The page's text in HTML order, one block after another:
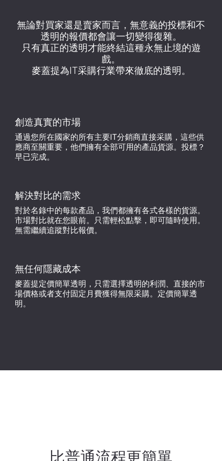
無論對買家還是賣家而言，無意義的投標和不
透明的報價都會讓一切變得復雜。
只有真正的透明才能終結這種永無止境的遊
戲。
麥蓋提為IT采購行業帶來徹底的透明。
創造真實的市場
通過您所在國家的所有主要IT分銷商直接采購，這些供
應商至關重要，他們擁有全部可用的產品貨源。投標？
早已完成。
解決對比的需求
對於名錄中的每款產品，我們都擁有各式各樣的貨源。
市場對比就在您眼前。只需輕松點擊，即可隨時使用。
無需繼續追蹤對比報價。
無任何隱藏成本
麥蓋提定價簡單透明，只需選擇透明的利潤、直接的市
場價格或者支付固定月費獲得無限采購。定價簡單透
明。
比普通流程更簡單